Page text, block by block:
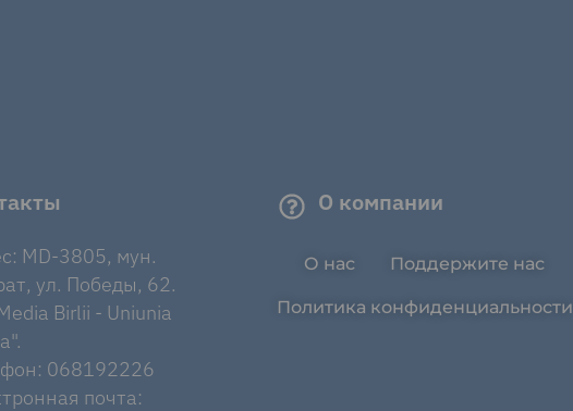
MD-3805, мун.
ул. Победы, 62.
Birlii - Uniunia
068192226
почта:
О компании
О нас Поддержите нас
Политика конфиденциальности